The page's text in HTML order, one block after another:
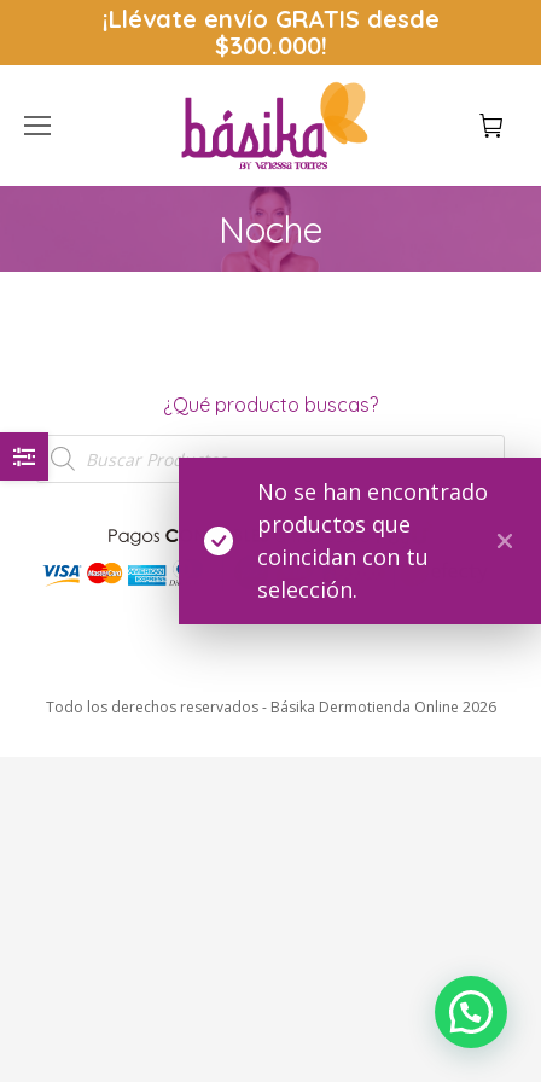
¡Llévate envío GRATIS desde
$300.000!
Noche
Estás aquí:
No se han encontrado
productos que
coincidan con tu
selección.
¿Qué producto buscas?
Búsqueda
de
productos
Todo los derechos reservados - Básika Dermotienda Online 2026